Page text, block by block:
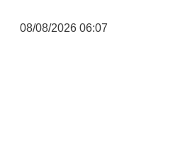
08/08/2026 06:07